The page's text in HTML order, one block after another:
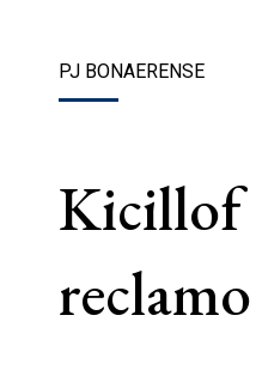
PJ BONAERENSE
Kicillof